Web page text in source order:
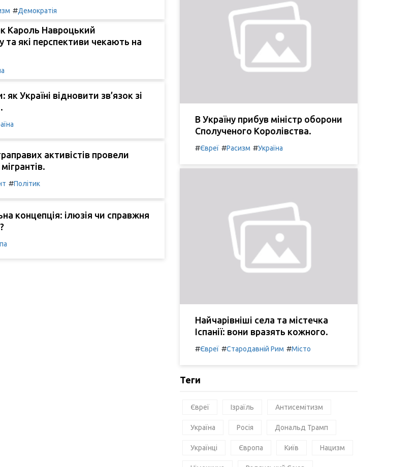
#Демократія
Кароль Навроцький
які перспективи чекають на
Україні відновити зв’язок зі
активістів провели
#Політик
концепція: ілюзія чи справжня
В Україну прибув міністр оборони
Сполученого Королівства.
#Євреї #Расизм #Україна
Найчарівніші села та містечка
Іспанії: вони вразять кожного.
#Євреї #Стародавній Рим #Місто
Теги
Євреї Ізраїль Антисемітизм
Україна Росія Дональд Трамп
Українці Європа Київ Нацизм